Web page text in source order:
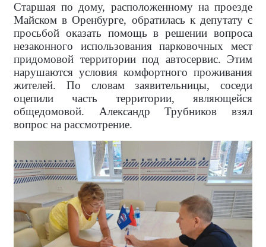
Старшая по дому, расположенному на проезде
Майском в Оренбурге, обратилась к депутату с
просьбой оказать помощь в решении вопроса
незаконного использования парковочных мест
придомовой территории под автосервис. Этим
нарушаются условия комфортного проживания
жителей. По словам заявительницы, соседи
оцепили часть территории, являющейся
общедомовой. Александр Трубников взял
вопрос на рассмотрение.